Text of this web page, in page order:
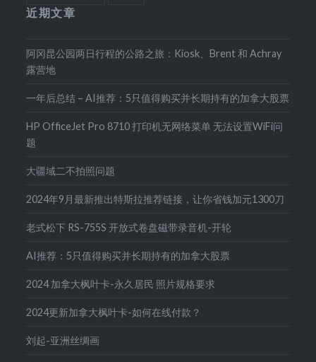
近期文章
阿冈昆公园两日行程的公路之旅：Kiosk、Brent 和 Achray
露营地
一年后总结 – AI推荐：5只值得购买并长期持有的加拿大股票
HP OfficeJet Pro 8710 打印机无网络菜单 无法设置WiFi问
题
大疆域二不拍照问题
2024年9月最新推出特斯拉推荐链接，让你省钱加元1300刀
老式松下 RS-755S 开放式卷盘磁带录音机-开轮
AI推荐：5只值得购买并长期持有的加拿大股票
2024 加拿大枫叶卡-永久居民 照片规格要求
2024更新加拿大枫叶卡-如何在线付款？
刘起-亚洲丝绸画